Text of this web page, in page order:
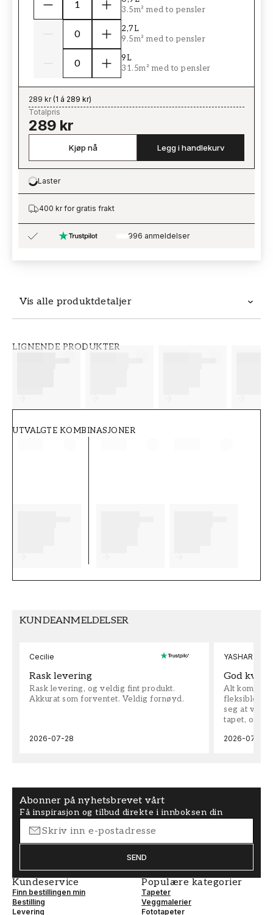
Vis alle produktdetaljer
LIGNENDE PRODUKTER
UTVALGTE KOMBINASJONER
3.5m² med to pensler
2,7L
9.5m² med to pensler
9L
31.5m² med to pensler
289 kr(1 á 289 kr)
Totalpris
289 kr
Kjøp nå Legg i handlekurv
Loading…
Laster
400 kr for gratis frakt
996 anmeldelser
KUNDEANMELDELSER
Cecilie
Rask levering
Rask levering, og veldig fint produkt.
Akkurat som forventet. Veldig fornøyd.
2026-07-28
YASHAR
God
Alt kom
fleksible på
seg at vi
tapet, og
2026-07-04
Abonner på nyhetsbrevet vårt
Få inspirasjon og tilbud direkte i innboksen din
SEND
Kundeservice
Finn bestillingen min
Bestilling
Levering
Populære kategorier
Tapeter
Veggmalerier
Fototapeter